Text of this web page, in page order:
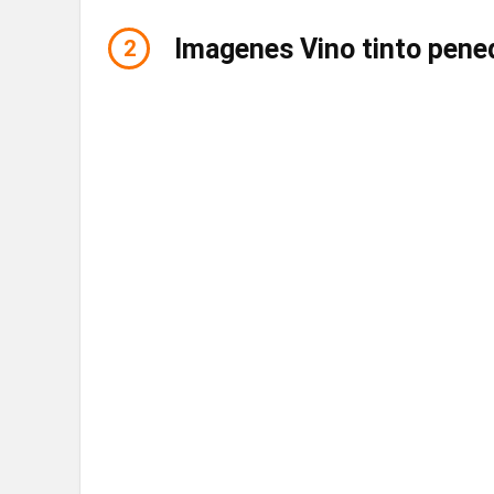
2 Imagenes Vino tinto